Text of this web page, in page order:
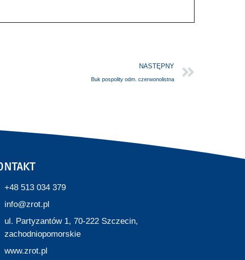
NASTĘPNY
Buk pospolity odm. czerwonolistna
+48 513 034 379
info@zrot.pl
ul. Partyzantów 1, 70-222 Szczecin,
zachodniopomorskie
www.zrot.pl